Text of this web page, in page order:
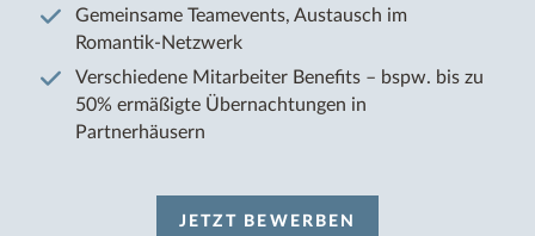
Gemeinsame Teamevents, Austausch im
Romantik-Netzwerk
Verschiedene Mitarbeiter Benefits – bspw. bis zu
50% ermäßigte Übernachtungen in
Partnerhäusern
JETZT BEWERBEN